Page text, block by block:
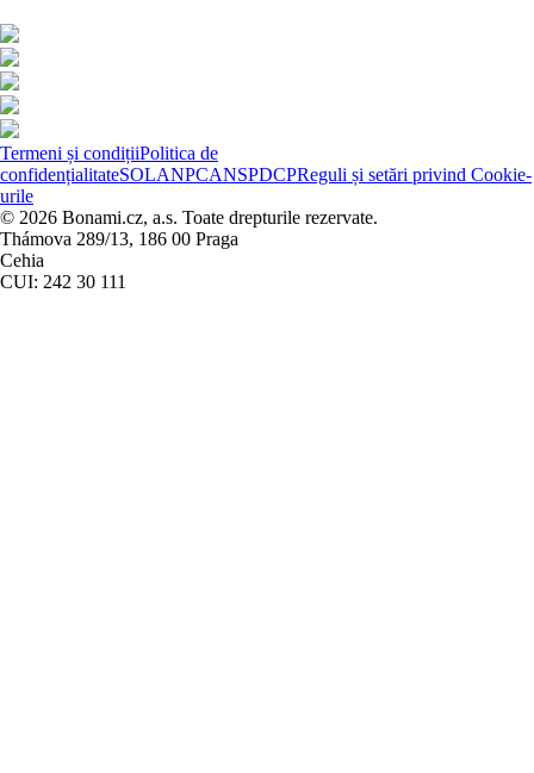
Termeni și condițiiPolitica de
confidențialitateSOLANPCANSPDCPReguli și setări privind Cookie-
urile
© 2026 Bonami.cz, a.s. Toate drepturile rezervate.
Thámova 289/13, 186 00 Praga
Cehia
CUI: 242 30 111